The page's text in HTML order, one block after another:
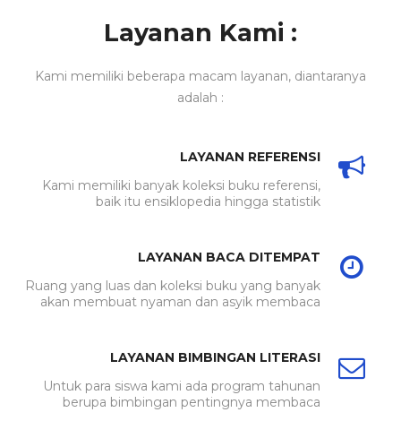
Layanan Kami :
Kami memiliki beberapa macam layanan, diantaranya
adalah :
LAYANAN REFERENSI
Kami memiliki banyak koleksi buku referensi,
baik itu ensiklopedia hingga statistik
LAYANAN BACA DITEMPAT
Ruang yang luas dan koleksi buku yang banyak
akan membuat nyaman dan asyik membaca
LAYANAN BIMBINGAN LITERASI
Untuk para siswa kami ada program tahunan
berupa bimbingan pentingnya membaca